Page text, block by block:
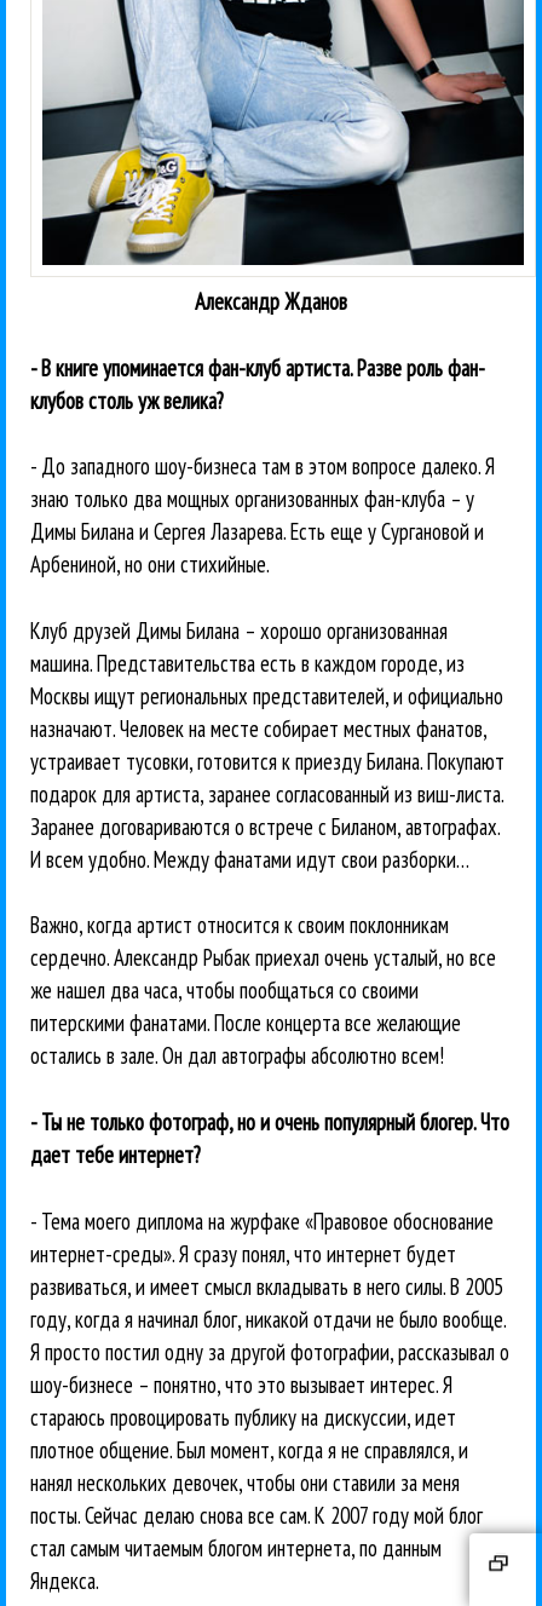
Александр Жданов
- В книге упоминается фан-клуб артиста. Разве роль фан-
клубов столь уж велика?
- До западного шоу-бизнеса там в этом вопросе далеко. Я
знаю только два мощных организованных фан-клуба – у
Димы Билана и Сергея Лазарева. Есть еще у Сургановой и
Арбениной, но они стихийные.
Клуб друзей Димы Билана – хорошо организованная
машина. Представительства есть в каждом городе, из
Москвы ищут региональных представителей, и официально
назначают. Человек на месте собирает местных фанатов,
устраивает тусовки, готовится к приезду Билана. Покупают
подарок для артиста, заранее согласованный из виш-листа.
Заранее договариваются о встрече с Биланом, автографах.
И всем удобно. Между фанатами идут свои разборки…
Важно, когда артист относится к своим поклонникам
сердечно. Александр Рыбак приехал очень усталый, но все
же нашел два часа, чтобы пообщаться со своими
питерскими фанатами. После концерта все желающие
остались в зале. Он дал автографы абсолютно всем!
- Ты не только фотограф, но и очень популярный блогер. Что
дает тебе интернет?
- Тема моего диплома на журфаке «Правовое обоснование
интернет-среды». Я сразу понял, что интернет будет
развиваться, и имеет смысл вкладывать в него силы. В 2005
году, когда я начинал блог, никакой отдачи не было вообще.
Я просто постил одну за другой фотографии, рассказывал о
шоу-бизнесе – понятно, что это вызывает интерес. Я
стараюсь провоцировать публику на дискуссии, идет
плотное общение. Был момент, когда я не справлялся, и
нанял нескольких девочек, чтобы они ставили за меня
посты. Сейчас делаю снова все сам. К 2007 году мой блог
стал самым читаемым блогом интернета, по данным
Яндекса.